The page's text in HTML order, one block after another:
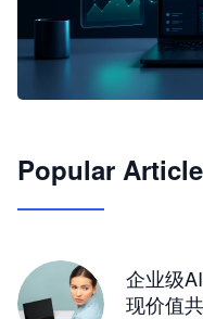
JimoClaw 桌面 AI
Popular
企业级
现价值